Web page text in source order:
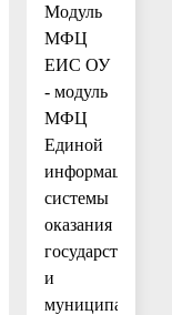
Модуль
МФЦ
ЕИС ОУ
- модуль
МФЦ
Единой
информационной
системы
оказания
государственных
и
муниципальных